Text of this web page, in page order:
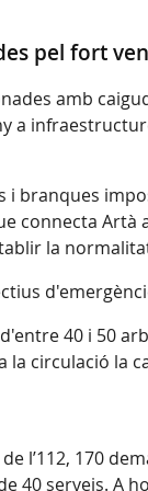
pel fort
amb
a
i branques
Artà
la
40 i 50
circulació la
l’112, 170
40 serveis. A